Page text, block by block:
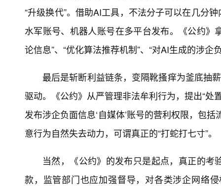
“升级换代”。借助AI工具，不法分子可以在几分
水军账号、机器人账号在多平台发布。《公约》
论信息”、“优化算法推荐机制”、“对AI生成的涉
最后是斩断利益链条，变隔靴搔痒为釜底抽
驱动。《公约》从严管理非法牟利行为，提出“处
发布涉企负面信息‘自媒体’账号的营利权限，包
意行为自然失去动力，可谓真正的“打蛇打七寸”。
当然，《公约》的发布只是起点，真正的
款，监管部门也应加强督导，对各类涉企网络